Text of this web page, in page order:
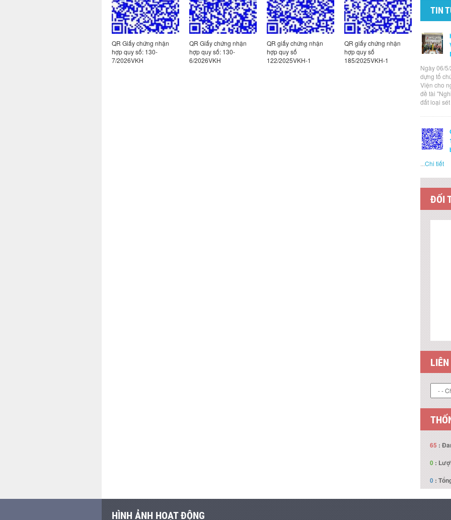
QR Giấy chứng nhận
hợp quy số: 130-
7/2026VKH
QR Giấy chứng nhận
hợp quy số: 130-
6/2026VKH
QR giấy chứng nhận
hợp quy số
122/2025VKH-1
QR giấy chứng nhận
hợp quy số
185/2025VKH-1
QR Giấy
hợp quy
TIN
Ngày 06/
dựng tổ
Viện cho
đề tài
đất loại
...Chi tiết
ĐỐI
65 :
0 :
0 :
HÌNH ẢNH HOẠT ĐỘNG